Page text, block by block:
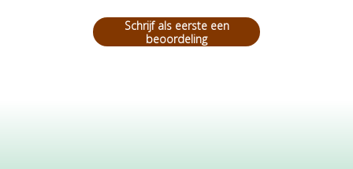
Schrijf als eerste een
beoordeling